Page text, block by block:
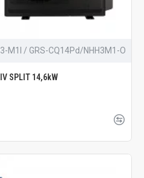
M1I / GRS-CQ14Pd/NHH3M1-O
SPLIT 14,6kW